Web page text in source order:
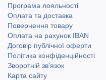
Програма лояльності
Оплата та доставка
Повернення товару
Оплата на рахунок IBAN
Договір публічної оферти
Політика конфіденційності
Зворотній зв'язок
Карта сайту